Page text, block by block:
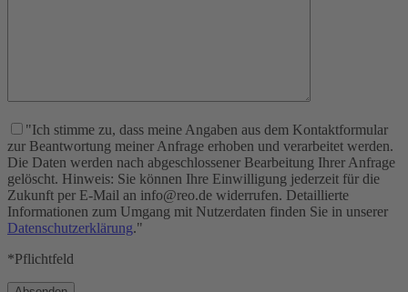
"Ich stimme zu, dass meine Angaben aus dem Kontaktformular
zur Beantwortung meiner Anfrage erhoben und verarbeitet werden.
Die Daten werden nach abgeschlossener Bearbeitung Ihrer Anfrage
gelöscht. Hinweis: Sie können Ihre Einwilligung jederzeit für die
Zukunft per E-Mail an info@reo.de widerrufen. Detaillierte
Informationen zum Umgang mit Nutzerdaten finden Sie in unserer
Datenschutzerklärung."
*Pflichtfeld